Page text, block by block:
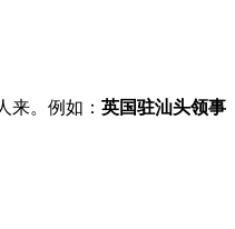
来。例如： 英国驻汕头领事